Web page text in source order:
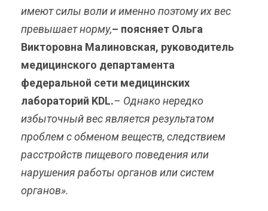
имеют силы воли и именно поэтому их вес
превышает норму,– поясняет Ольга
Викторовна Малиновская, руководитель
медицинского департамента
федеральной сети медицинских
лабораторий KDL.– Однако нередко
избыточный вес является результатом
проблем с обменом веществ, следствием
расстройств пищевого поведения или
нарушения работы органов или систем
органов».